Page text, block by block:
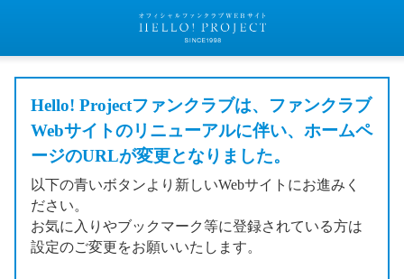
Hello! Projectファンクラブは、ファンクラブ
Webサイトのリニューアルに伴い、ホームペ
ージのURLが変更となりました。
以下の青いボタンより新しいWebサイトにお進みく
ださい。
お気に入りやブックマーク等に登録されている方は
設定のご変更をお願いいたします。